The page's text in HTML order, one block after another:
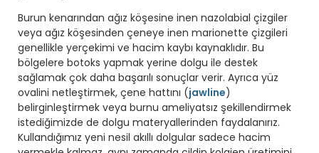
Burun kenarından ağız köşesine inen nazolabial çizgiler
veya ağız köşesinden çeneye inen marionette çizgileri
genellikle yerçekimi ve hacim kaybı kaynaklıdır. Bu
bölgelere botoks yapmak yerine dolgu ile destek
sağlamak çok daha başarılı sonuçlar verir. Ayrıca yüz
ovalini netleştirmek, çene hattını (jawline)
belirginleştirmek veya burnu ameliyatsız şekillendirmek
istediğimizde de dolgu materyallerinden faydalanırız.
Kullandığımız yeni nesil akıllı dolgular sadece hacim